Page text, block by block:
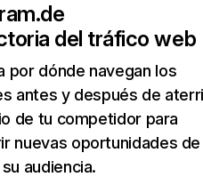
del tráfico web
por dónde navegan los
antes y después de
de tu competidor para
nuevas oportunidades de
audiencia.